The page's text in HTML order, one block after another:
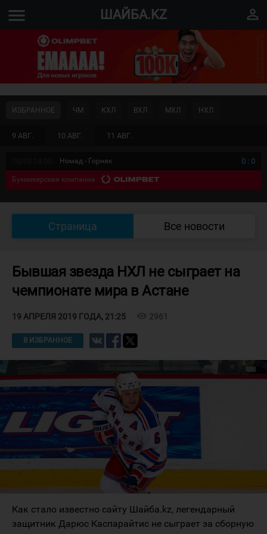
menu ШАЙБА.KZ perm_identity
9 АВГ. 10 АВГ. 11 АВГ.
ИЗБРАННОЕ ЧМ КХЛ ВХЛ МХЛ НХЛ
Номад - Горняк 0 : 0
Букмекерская компания
Страница Все новости
Бывшая звезда НХЛ не сыграет на
чемпионате мира в Астане
19 АПРЕЛЯ 2019 ГОДА, 21:25 2961
В ИЗБРАННОЕ
Как стало известно сайту Шайба.kz, легендарный
защитник Дарюс Каспарайтис не сыграет за сборную